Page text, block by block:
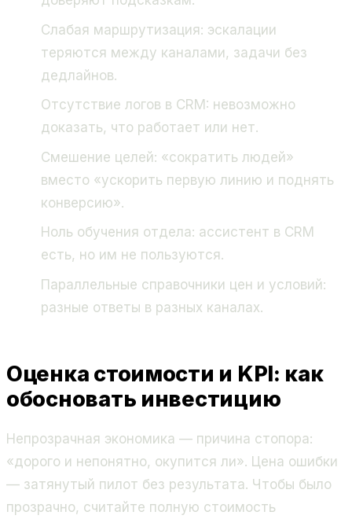
Слабая маршрутизация: эскалации
теряются между каналами, задачи без
дедлайнов.
Отсутствие логов в CRM: невозможно
доказать, что работает или нет.
Смешение целей: «сократить людей»
вместо «ускорить первую линию и поднять
конверсию».
Ноль обучения отдела: ассистент в CRM
есть, но им не пользуются.
Параллельные справочники цен и условий:
разные ответы в разных каналах.
Оценка стоимости и KPI: как
обосновать инвестицию
Непрозрачная экономика — причина стопора:
«дорого и непонятно, окупится ли». Цена ошибки
— затянутый пилот без результата. Чтобы было
прозрачно, считайте полную стоимость